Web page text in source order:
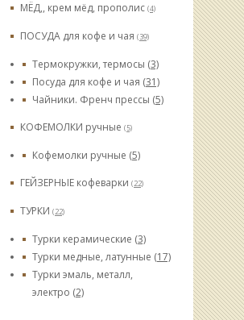
МЁД,, крем мёд, прополис (4)
ПОСУДА для кофе и чая (39)
Термокружки, термосы (3)
Посуда для кофе и чая (31)
Чайники. Френч прессы (5)
КОФЕМОЛКИ ручные (5)
Кофемолки ручные (5)
ГЕЙЗЕРНЫЕ кофеварки (22)
ТУРКИ (22)
Турки керамические (3)
Турки медные, латунные (17)
Турки эмаль, металл,
электро (2)